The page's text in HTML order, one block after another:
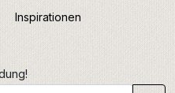
Inspirationen